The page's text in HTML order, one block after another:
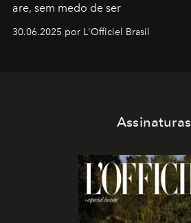
are, sem medo de ser
30.06.2025 por L'Officiel Brasil
Assinaturas